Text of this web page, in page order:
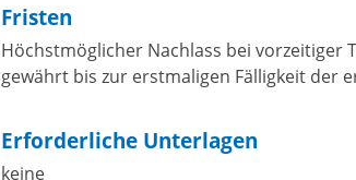
Fristen
Höchstmöglicher Nachlass bei vorzeitiger
gewährt bis zur erstmaligen Fälligkeit der
Erforderliche Unterlagen
keine